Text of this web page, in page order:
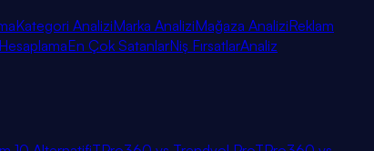
Kategori AnaliziMarka AnaliziMağaza AnaliziReklam
En Çok SatanlarNiş FırsatlarAnaliz